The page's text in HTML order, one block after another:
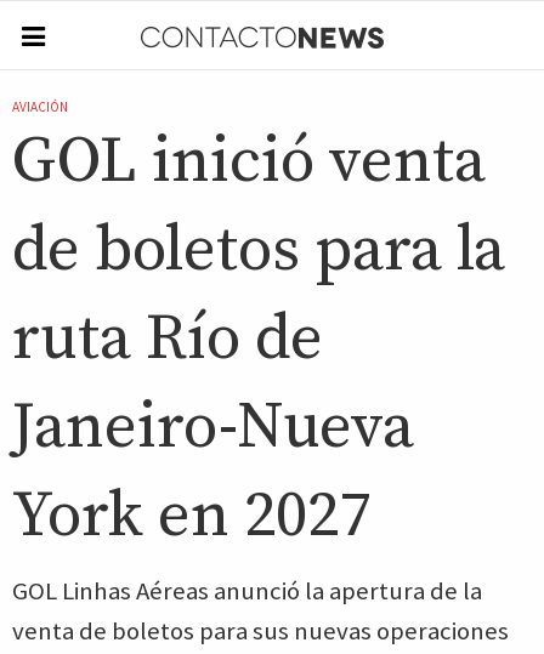
AVIACIÓN
GOL inició venta
de boletos para la
ruta Río de
Janeiro-Nueva
York en 2027
GOL Linhas Aéreas anunció la apertura de la
venta de boletos para sus nuevas operaciones